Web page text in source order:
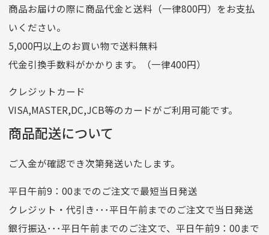
ゆうちょ銀行
ゆうちょ間
記号
14710
他銀行から
店名
四七八（読みヨンナナハチ）
店番
478
預金種目
普通預金
口座番号
0776226
口座名義
株式会社一条
商品お届けの際に商品代金と送料（一律800円）をお支払
いください。
5,000円以上のお買い物で送料無料
代金引換手数料がかかります。（一律400円）
クレジットカード
VISA,MASTER,DC,JCB等のカードがご利用可能です。
商品配送について
ご入金が確認でき次第発送いたします。
平日午前9：00までのご注文で最短当日発送
クレジット・代引き･･･平日午前までのご注文で当日発送
銀行振込･･･平日午前までのご注文で、平日午前9：00まで